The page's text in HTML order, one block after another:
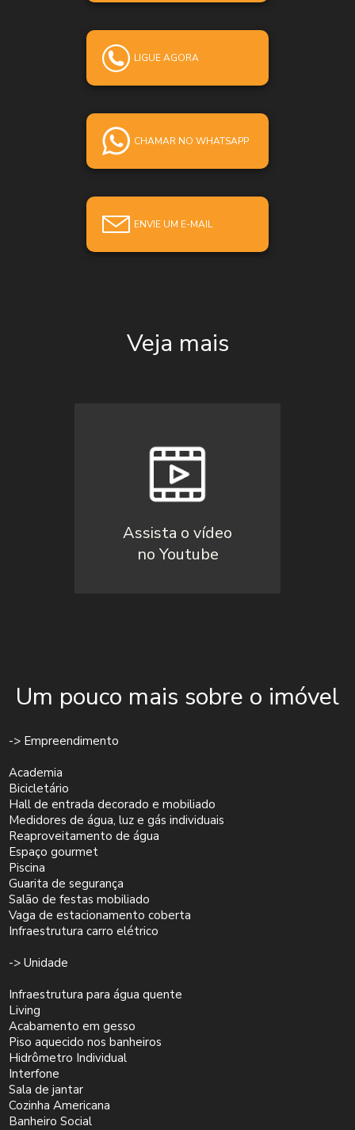
LIGUE AGORA
CHAMAR NO WHATSAPP
ENVIE UM E-MAIL
Veja mais
Assista o vídeo
no Youtube
Um pouco mais sobre o imóvel
-> Empreendimento
Academia
Bicicletário
Hall de entrada decorado e mobiliado
Medidores de água, luz e gás individuais
Reaproveitamento de água
Espaço gourmet
Piscina
Guarita de segurança
Salão de festas mobiliado
Vaga de estacionamento coberta
Infraestrutura carro elétrico
-> Unidade
Infraestrutura para água quente
Living
Acabamento em gesso
Piso aquecido nos banheiros
Hidrômetro Individual
Interfone
Sala de jantar
Cozinha Americana
Banheiro Social